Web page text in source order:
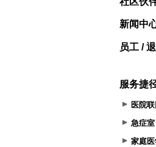
新闻中
员工 /
服务捷
医院
急症室
家庭